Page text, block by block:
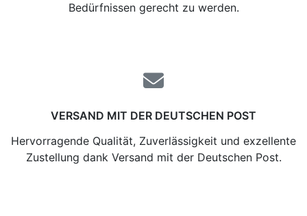
Bedürfnissen gerecht zu werden.
VERSAND MIT DER DEUTSCHEN POST
Hervorragende Qualität, Zuverlässigkeit und exzellente
Zustellung dank Versand mit der Deutschen Post.